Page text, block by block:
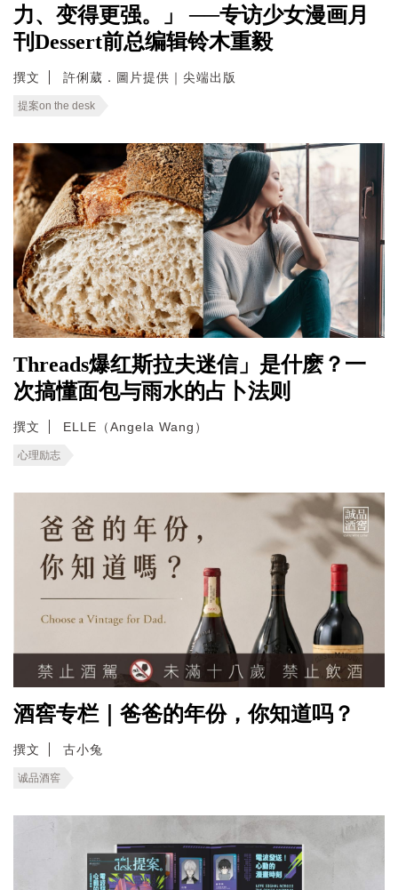
力、变得更强。」 ──专访少女漫画月
刊Dessert前总编辑铃木重毅
撰文 許俐葳．圖片提供｜尖端出版
提案on the desk
Threads爆红斯拉夫迷信」是什麽？一
次搞懂面包与雨水的占卜法则
撰文 ELLE（Angela Wang）
心理励志
酒窖专栏｜爸爸的年份，你知道吗？
撰文 古小兔
诚品酒窖